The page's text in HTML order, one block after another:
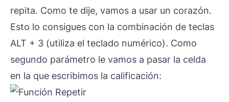
repita. Como te dije, vamos a usar un corazón.
Esto lo consigues con la combinación de teclas
ALT + 3 (utiliza el teclado numérico). Como
segundo parámetro le vamos a pasar la celda
en la que escribimos la calificación: